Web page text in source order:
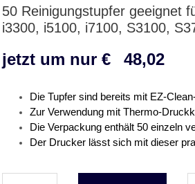
50 Reinigungstupfer geeignet
i3300, i5100, i7100, S3100,
jetzt um nur € 48,02
Die Tupfer sind bereits mit EZ-
Zur Verwendung mit Thermo-
Die Verpackung enthält 50 einzeln
Der Drucker lässt sich mit dieser